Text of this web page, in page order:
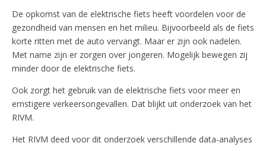
De opkomst van de elektrische fiets heeft voordelen voor de
gezondheid van mensen en het milieu. Bijvoorbeeld als de fiets
korte ritten met de auto vervangt. Maar er zijn ook nadelen.
Met name zijn er zorgen over jongeren. Mogelijk bewegen zij
minder door de elektrische fiets.
Ook zorgt het gebruik van de elektrische fiets voor meer en
ernstigere verkeersongevallen. Dat blijkt uit onderzoek van het
RIVM.
Het RIVM deed voor dit onderzoek verschillende data-analyses